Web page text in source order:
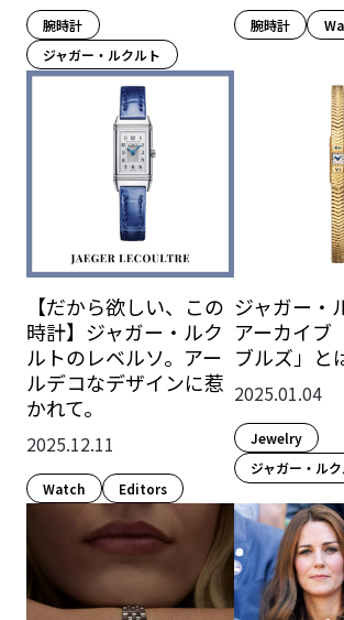
腕時計
ジャガー・ルクルト
腕時計
【だから欲しい、この
時計】ジャガー・ルク
ルトのレベルソ。アー
ルデコなデザインに惹
かれて。
2025.12.11
Watch Editors
ジャガー・
アーカイブ
ブルズ」と
2025.01.04
Jewelry
ジャガー・ル